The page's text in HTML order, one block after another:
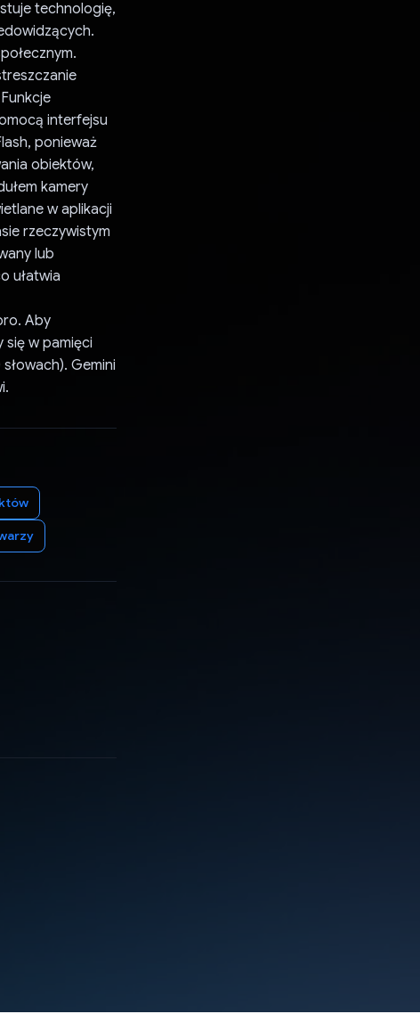
technologię,
interfejsu
ponieważ
obiektów,
kamery
w aplikacji
rzeczywistym
lub
ułatwia
Aby
w pamięci
Gemini